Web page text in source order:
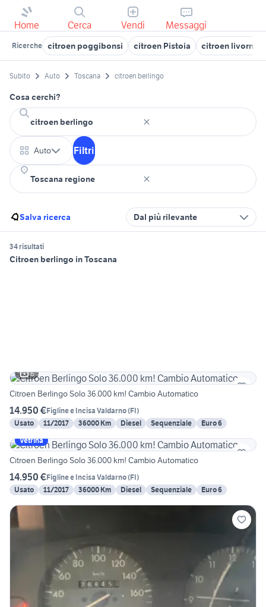
Home Cerca Vendi Messaggi
Ricerche citroen poggibonsi citroen Pistoia citroen livorno
Subito Auto Toscana citroen berlingo
Cosa cerchi?
Auto Filtri
Salva ricerca Dal più rilevante
34 risultati
Citroen berlingo in Toscana
6
Citroen Berlingo Solo 36.000 km! Cambio Automatico
14.950 €Figline e Incisa Valdarno(FI)
Usato
11/2017 36000 Km Diesel Sequenziale
Euro 6
Vetrina
Citroen Berlingo Solo 36.000 km! Cambio Automatico
14.950 €Figline e Incisa Valdarno(FI)
Usato
11/2017 36000 Km Diesel Sequenziale Euro 6